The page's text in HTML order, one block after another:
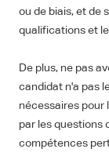
ou de biais, et de
qualifications et
De plus, ne pas
candidat n'a pas
nécessaires pour
par les questions
compétences